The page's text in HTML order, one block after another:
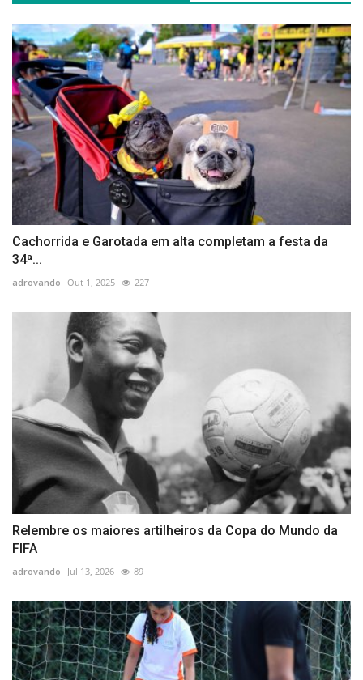
Cachorrida e Garotada em alta completam a festa da
34ª...
adrovando Out 1, 2025 227
Relembre os maiores artilheiros da Copa do Mundo da
FIFA
adrovando Jul 13, 2026 89